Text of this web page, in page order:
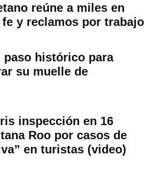
reúne a miles en
y reclamos por trabajo
paso histórico para
su muelle de
inspección en 16
Roo por casos de
en turistas (video)